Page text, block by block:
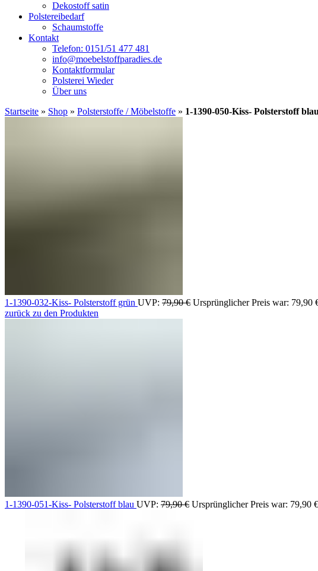
Dekostoff satin
Polstereibedarf
Schaumstoffe
Kontakt
Telefon: 0151/51 477 481
info@moebelstoffparadies.de
Kontaktformular
Polsterei Wieder
Über uns
Startseite » Shop » Polsterstoffe / Möbelstoffe » 1-1390-050-Kiss- Polsterstoff blau
1-1390-032-Kiss- Polsterstoff grün UVP: 79,90€ Ursprünglicher Preis war: 79,90
zurück zu den Produkten
1-1390-051-Kiss- Polsterstoff blau UVP: 79,90€ Ursprünglicher Preis war: 79,90 €